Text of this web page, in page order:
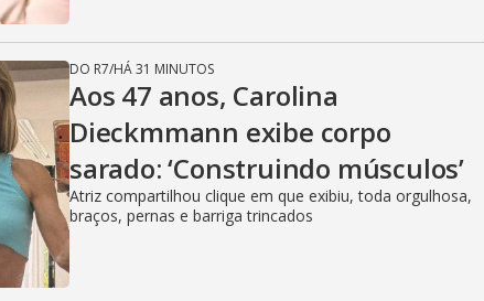
DO R7/HÁ 31 MINUTOS
Aos 47 anos, Carolina
Dieckmmann exibe corpo
sarado: ‘Construindo músculos’
Atriz compartilhou clique em que exibiu, toda orgulhosa,
braços, pernas e barriga trincados